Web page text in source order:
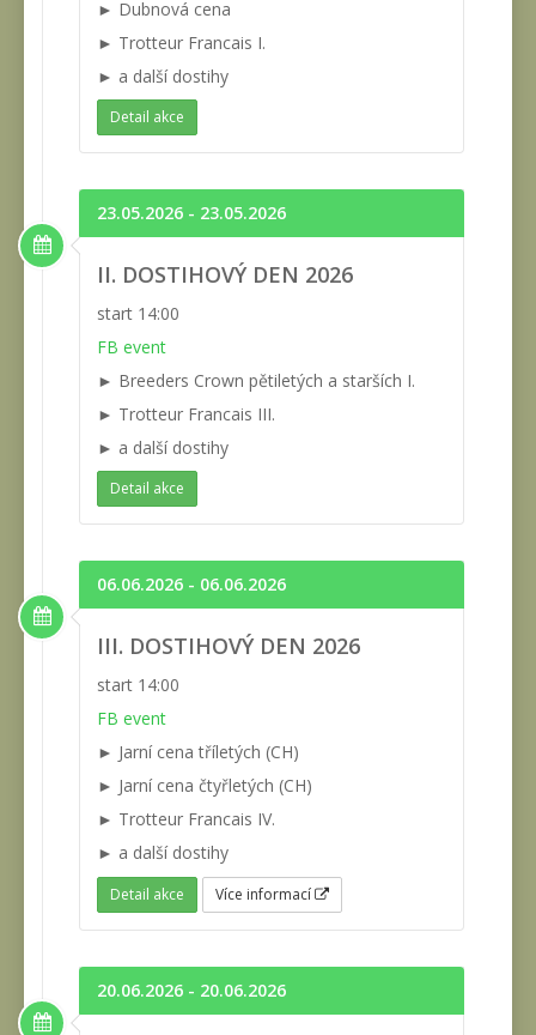
► Dubnová cena
► Trotteur Francais I.
► a další dostihy
Detail akce
23.05.2026 - 23.05.2026
II. DOSTIHOVÝ DEN 2026
start 14:00
FB event
► Breeders Crown pětiletých a starších I.
► Trotteur Francais III.
► a další dostihy
Detail akce
06.06.2026 - 06.06.2026
III. DOSTIHOVÝ DEN 2026
start 14:00
FB event
► Jarní cena tříletých (CH)
► Jarní cena čtyřletých (CH)
► Trotteur Francais IV.
► a další dostihy
Detail akce Více informací
20.06.2026 - 20.06.2026